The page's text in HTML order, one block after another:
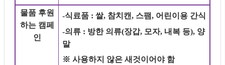
물품 후원
하는 캠페
인
-식료품 : 쌀, 참치캔, 스팸, 어린이용 간식
-의류 : 방한 의류(장갑, 모자, 내복 등), 양
말
※ 사용하지 않은 새것이어야 함